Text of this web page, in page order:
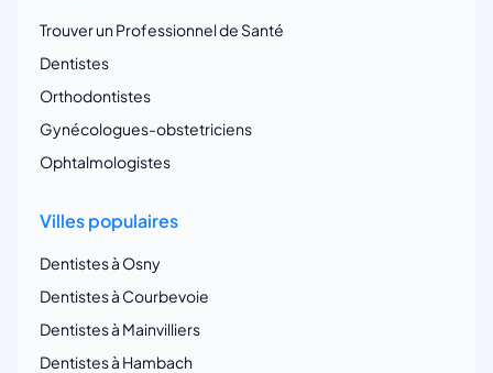
Trouver un Professionnel de Santé
Dentistes
Orthodontistes
Gynécologues-obstetriciens
Ophtalmologistes
Villes populaires
Dentistes à Osny
Dentistes à Courbevoie
Dentistes à Mainvilliers
Dentistes à Hambach